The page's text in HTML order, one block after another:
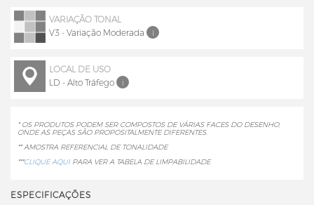
VARIAÇÃO TONAL
V3 - Variação Moderada
i
LOCAL DE USO
LD - Alto Tráfego
i
* OS PRODUTOS PODEM SER COMPOSTOS DE VÁRIAS FACES DO DESENHO,
ONDE AS PEÇAS SÃO PROPOSITALMENTE DIFERENTES.
** AMOSTRA REFERENCIAL DE TONALIDADE
***CLIQUE AQUIPARA VER A TABELA DE LIMPABILIDADE
ESPECIFICAÇÕES